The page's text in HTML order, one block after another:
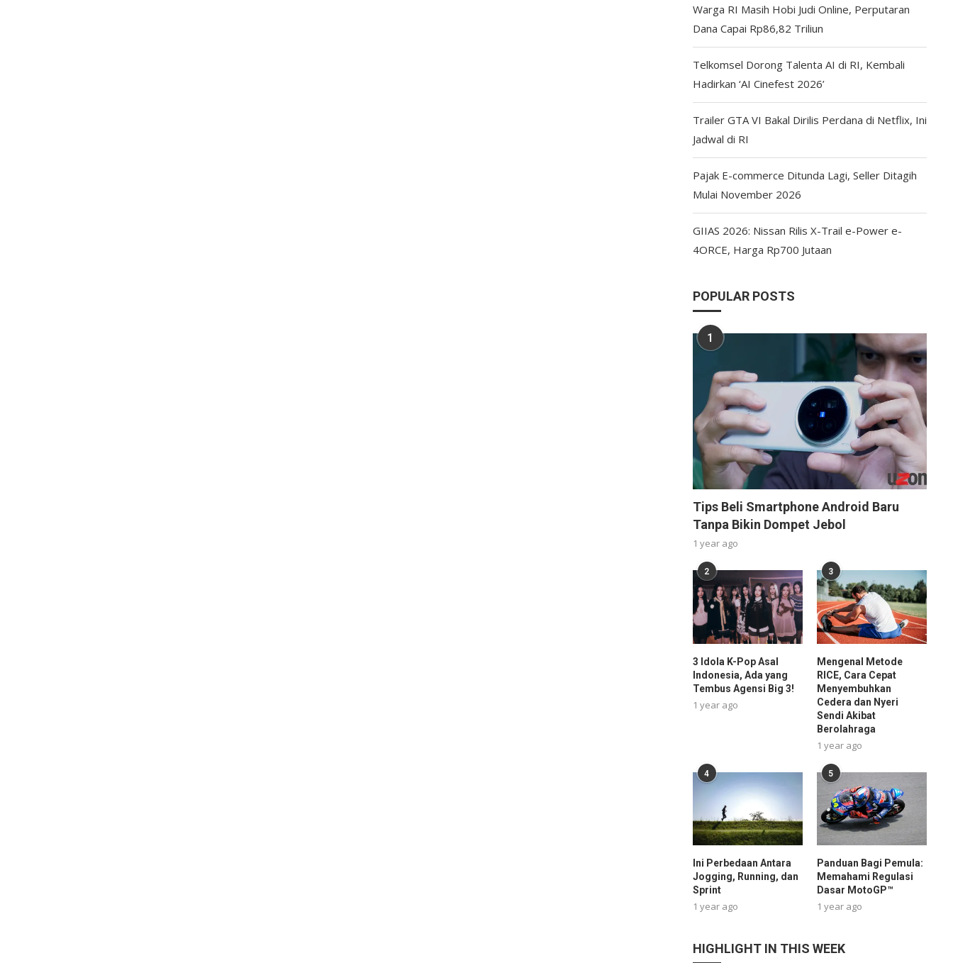
Warga RI Masih Hobi Judi Online, Perputaran
Dana Capai Rp86,82 Triliun
Telkomsel Dorong Talenta AI di RI, Kembali
Hadirkan ‘AI Cinefest 2026’
Trailer GTA VI Bakal Dirilis Perdana di Netflix, Ini
Jadwal di RI
Pajak E-commerce Ditunda Lagi, Seller Ditagih
Mulai November 2026
GIIAS 2026: Nissan Rilis X-Trail e-Power e-
4ORCE, Harga Rp700 Jutaan
POPULAR POSTS
1
Tips Beli Smartphone Android Baru
Tanpa Bikin Dompet Jebol
1 year ago
2
3 Idola K-Pop Asal
Indonesia, Ada yang
Tembus Agensi Big 3!
1 year ago
3
Mengenal Metode
RICE, Cara Cepat
Menyembuhkan
Cedera dan Nyeri
Sendi Akibat
Berolahraga
1 year ago
4
Ini Perbedaan Antara
Jogging, Running, dan
Sprint
1 year ago
5
Panduan Bagi Pemula:
Memahami Regulasi
Dasar MotoGP™
1 year ago
HIGHLIGHT IN THIS WEEK